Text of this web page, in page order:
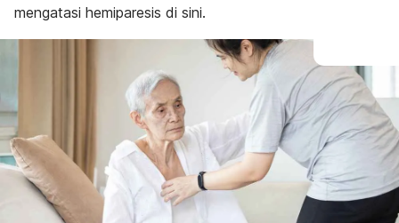
mengatasi hemiparesis di sini.